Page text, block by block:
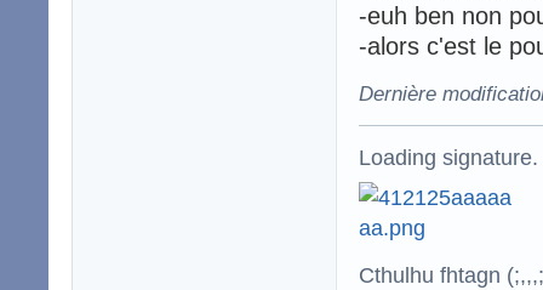
-euh ben non
-alors c'est le
Dernière
Loading signature.
Cthulhu fhtagn